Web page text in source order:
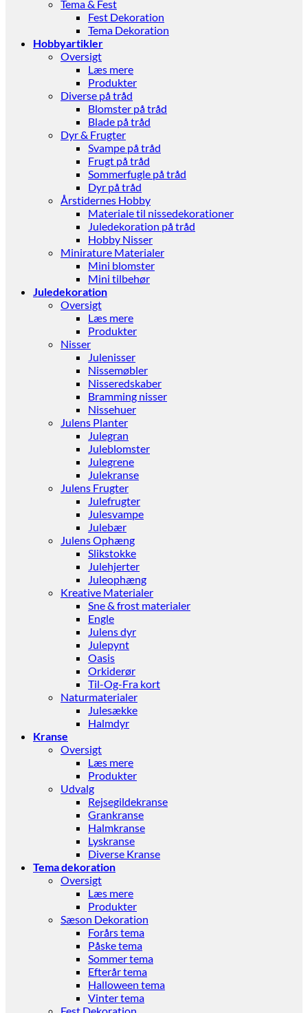
Tema & Fest
Fest Dekoration
Tema Dekoration
Hobbyartikler
Oversigt
Læs mere
Produkter
Diverse på tråd
Blomster på tråd
Blade på tråd
Dyr & Frugter
Svampe på tråd
Frugt på tråd
Sommerfugle på tråd
Dyr på tråd
Årstidernes Hobby
Materiale til nissedekorationer
Juledekoration på tråd
Hobby Nisser
Minirature Materialer
Mini blomster
Mini tilbehør
Juledekoration
Oversigt
Læs mere
Produkter
Nisser
Julenisser
Nissemøbler
Nisseredskaber
Bramming nisser
Nissehuer
Julens Planter
Julegran
Juleblomster
Julegrene
Julekranse
Julens Frugter
Julefrugter
Julesvampe
Julebær
Julens Ophæng
Slikstokke
Julehjerter
Juleophæng
Kreative Materialer
Sne & frost materialer
Engle
Julens dyr
Julepynt
Oasis
Orkiderør
Til-Og-Fra kort
Naturmaterialer
Julesække
Halmdyr
Kranse
Oversigt
Læs mere
Produkter
Udvalg
Rejsegildekranse
Grankranse
Halmkranse
Lyskranse
Diverse Kranse
Tema dekoration
Oversigt
Læs mere
Produkter
Sæson Dekoration
Forårs tema
Påske tema
Sommer tema
Efterår tema
Halloween tema
Vinter tema